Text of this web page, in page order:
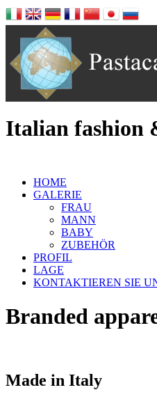
Italian fashion
HOME
GALERIE
FRAU
MANN
BABY
ZUBEHÖR
PROFIL
LAGE
KONTAKTIEREN SIE
Branded
Made in Italy